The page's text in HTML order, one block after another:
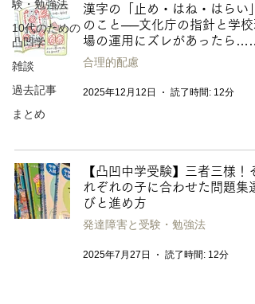
験・勉強法
10代のための
凸凹学
雑談
過去記事
まとめ
漢字の「止め・はね・はらい」
のこと──文化庁の指針と学校
場の運用にズレがあったら……
合理的配慮
2025年12月12日 読了時間: 12分
【凸凹中学受験】三者三様！そ
れぞれの子に合わせた問題集選
びと進め方
発達障害と受験・勉強法
2025年7月27日 読了時間: 12分